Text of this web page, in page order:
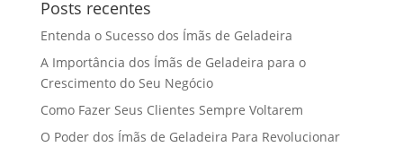
Posts recentes
Entenda o Sucesso dos Ímãs de Geladeira
A Importância dos Ímãs de Geladeira para o
Crescimento do Seu Negócio
Como Fazer Seus Clientes Sempre Voltarem
O Poder dos Ímãs de Geladeira Para Revolucionar